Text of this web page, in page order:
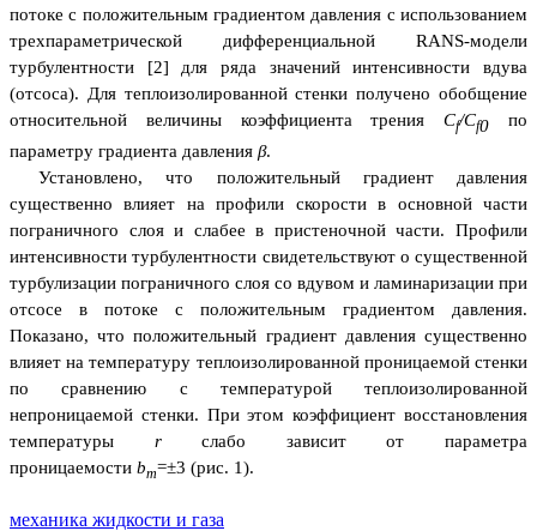
потоке с положительным градиентом давления с использованием
трехпараметрической дифференциальной RANS-модели
турбулентности [2] для ряда значений интенсивности вдува
(отсоса). Для теплоизолированной стенки получено обобщение
относительной величины коэффициента тренияCf/Cf0 по
параметру градиента давления β.
Установлено, что положительный градиент давления
существенно влияет на профили скорости в основной части
пограничного слоя и слабее в пристеночной части. Профили
интенсивности турбулентности свидетельствуют о существенной
турбулизации пограничного слоя со вдувом и ламинаризации при
отсосе в потоке с положительным градиентом давления.
Показано, что положительный градиент давления существенно
влияет на температуру теплоизолированной проницаемой стенки
по сравнению с температурой теплоизолированной
непроницаемой стенки. При этом коэффициент восстановления
температуры r
слабо зависит от параметра
проницаемости bm=±3 (рис. 1).
механика жидкости и газа